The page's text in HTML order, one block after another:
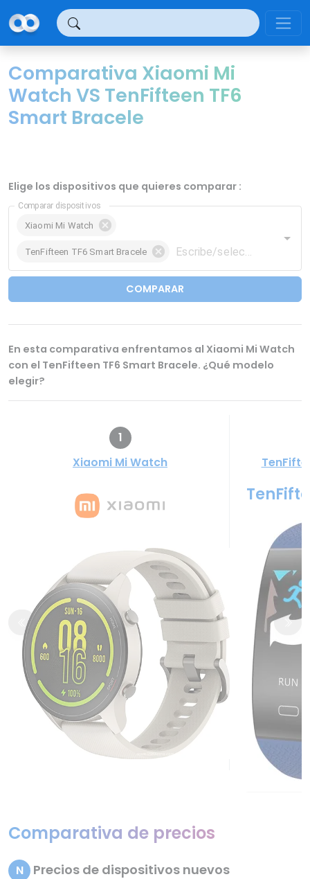
Comparativa Xiaomi Mi
Watch VS TenFifteen TF6
Smart Bracele
Elige los dispositivos que quieres comparar :
Comparar dispositivos
Xiaomi Mi Watch
TenFifteen TF6 Smart Bracele
COMPARAR
En esta comparativa enfrentamos al Xiaomi Mi Watch
con el TenFifteen TF6 Smart Bracele. ¿Qué modelo
elegir?
1
Xiaomi Mi Watch
Comparativa de precios
N Precios de dispositivos nuevos
Panel de gestión de cookies